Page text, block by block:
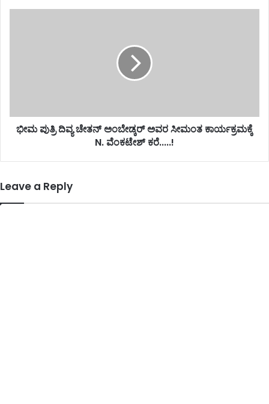
ಭೀಮ ಪುತ್ರಿ ದಿವ್ಯ ಚೇತನ್ ಅಂಬೇಡ್ಕರ್ ಅವರ ಸೀಮಂತ ಕಾರ್ಯಕ್ರಮಕ್ಕೆ
N. ವೆಂಕಟೇಶ್ ಕರೆ.....!
Leave a Reply